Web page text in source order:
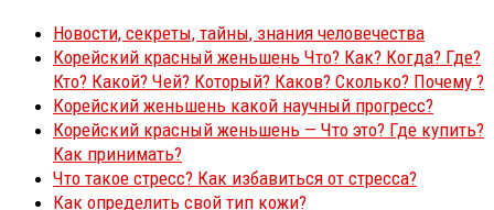
Новости, секреты, тайны, знания человечества
Корейский красный женьшень Что? Как? Когда? Где?
Кто? Какой? Чей? Который? Каков? Сколько? Почему ?
Корейский женьшень какой научный прогресс?
Корейский красный женьшень — Что это? Где купить?
Как принимать?
Что такое стресс? Как избавиться от стресса?
Как определить свой тип кожи?